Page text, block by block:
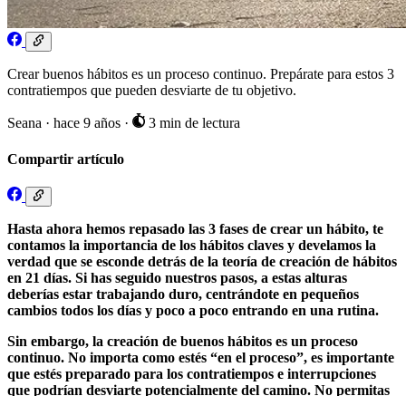
Crear buenos hábitos es un proceso continuo. Prepárate para estos 3
contratiempos que pueden desviarte de tu objetivo.
Seana · hace 9 años · 3 min de lectura
Compartir artículo
Hasta ahora hemos repasado las 3 fases de crear un hábito, te
contamos la importancia de los hábitos claves y develamos la
verdad que se esconde detrás de la teoría de creación de hábitos
en 21 días. Si has seguido nuestros pasos, a estas alturas
deberías estar trabajando duro, centrándote en pequeños
cambios todos los días y poco a poco entrando en una rutina.
Sin embargo, la creación de buenos hábitos es un proceso
continuo. No importa como estés “en el proceso”, es importante
que estés preparado para los contratiempos e interrupciones
que podrían desviarte potencialmente del camino. No permitas